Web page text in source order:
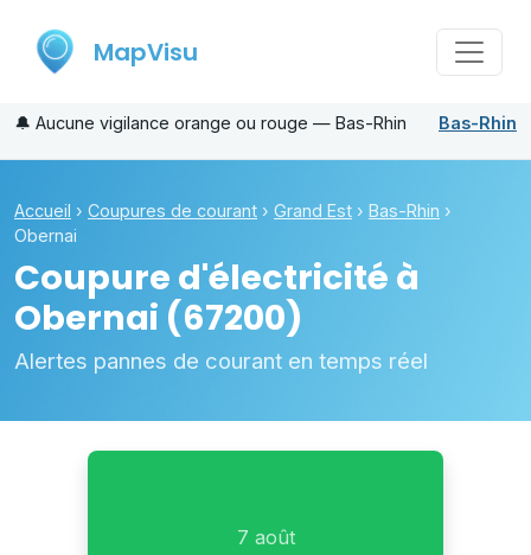
MapVisu
🔔 Aucune vigilance orange ou rouge — Bas-Rhin Bas-Rhin
Accueil › Coupures de courant › Grand Est › Bas-Rhin ›
Obernai
Coupure d'électricité à
Obernai (67200)
Alertes pannes de courant en temps réel
7 août